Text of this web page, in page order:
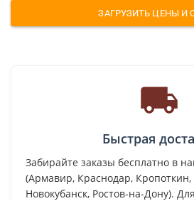
ЗАГРУЗИТЬ ЦЕНЫ И
Быстрая
Забирайте заказы бесплатно в
(Армавир, Краснодар, Кропоткин,
Новокубанск, Ростов-на-Дону).